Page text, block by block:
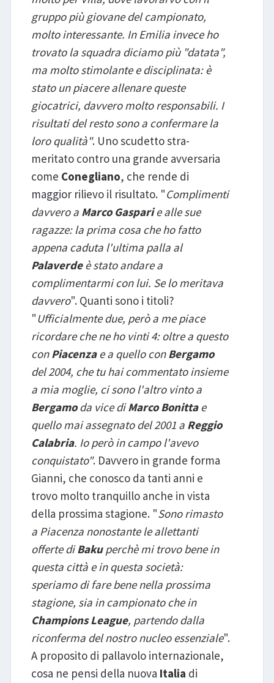
gruppo più giovane del campionato,
molto interessante. In Emilia invece ho
trovato la squadra diciamo più "datata",
ma molto stimolante e disciplinata: è
stato un piacere allenare queste
giocatrici, davvero molto responsabili. I
risultati del resto sono a confermare la
loro qualità". Uno scudetto stra-
meritato contro una grande avversaria
come Conegliano, che rende di
maggior rilievo il risultato. "Complimenti
davvero a Marco Gasparie alle sue
ragazze: la prima cosa che ho fatto
appena caduta l'ultima palla al
Palaverdeè stato andare a
complimentarmi con lui. Se lo meritava
davvero". Quanti sono i titoli?
"Ufficialmente due, però a me piace
ricordare che ne ho vinti 4: oltre a questo
conPiacenzae a quello conBergamo
del 2004, che tu hai commentato insieme
a mia moglie, ci sono l'altro vinto a
Bergamoda vice diMarco Bonittae
quello mai assegnato del 2001 a Reggio
Calabria. Io però in campo l'avevo
conquistato". Davvero in grande forma
Gianni, che conosco da tanti anni e
trovo molto tranquillo anche in vista
della prossima stagione. "Sono rimasto
a Piacenza nonostante le allettanti
offerte diBakuperchè mi trovo bene in
questa città e in questa società:
speriamo di fare bene nella prossima
stagione, sia in campionato che in
Champions League, partendo dalla
riconferma del nostro nucleo essenziale".
A proposito di pallavolo internazionale,
cosa ne pensi della nuova Italia di